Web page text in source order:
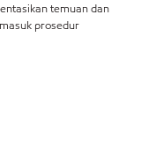
temuan dan
prosedur